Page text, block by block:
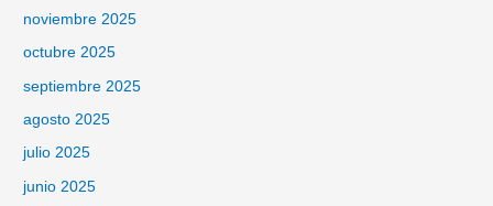
noviembre 2025
octubre 2025
septiembre 2025
agosto 2025
julio 2025
junio 2025